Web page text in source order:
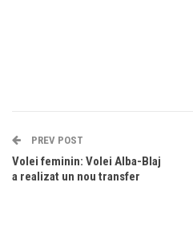
PREV POST
Volei feminin: Volei Alba-Blaj
a realizat un nou transfer